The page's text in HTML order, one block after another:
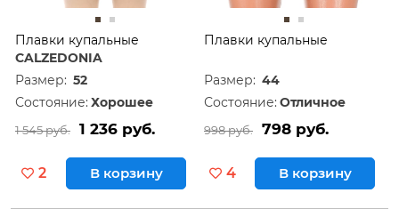
Плавки купальные
CALZEDONIA
Размер: 52
Состояние: Хорошее
1 545 руб. 1 236 руб.
2 В корзину
Плавки купальные
Размер: 44
Состояние: Отличное
998 руб. 798 руб.
4 В корзину